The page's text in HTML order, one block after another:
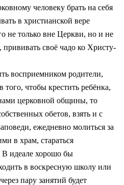
человеку брать на себя
в христианской вере
не только вне Церкви, но и не
прививать своё чадо ко Христу-
восприемником родители,
того, чтобы крестить ребёнка,
церковной общины, то
обетов, взять и с
ежедневно молиться за
в храм, стараться
В идеале хорошо бы
в воскресную школу или
пару занятий будет